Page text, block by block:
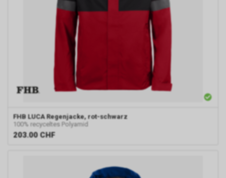
FHB LUCA Regenjacke, rot-schwarz
100% recyceltes Polyamid
203.00 CHF